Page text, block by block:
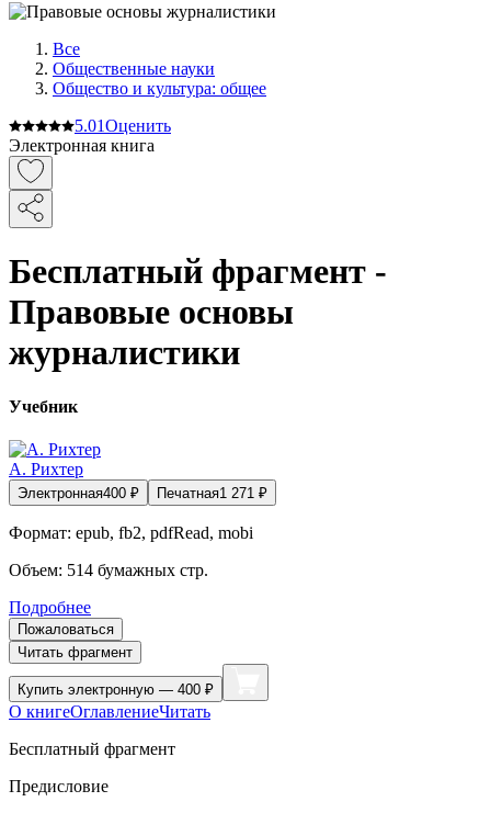
Все
Общественные науки
Общество и культура: общее
5.01Оценить
Электронная книга
Бесплатный фрагмент -
Правовые основы
журналистики
Учебник
А. Рихтер
Электронная400 ₽ Печатная1 271 ₽
Формат: epub, fb2, pdfRead, mobi
Объем: 514 бумажных стр.
Подробнее
Пожаловаться
Читать фрагмент
Купить электронную — 400 ₽
О книгеОглавлениеЧитать
Бесплатный фрагмент
Предисловие